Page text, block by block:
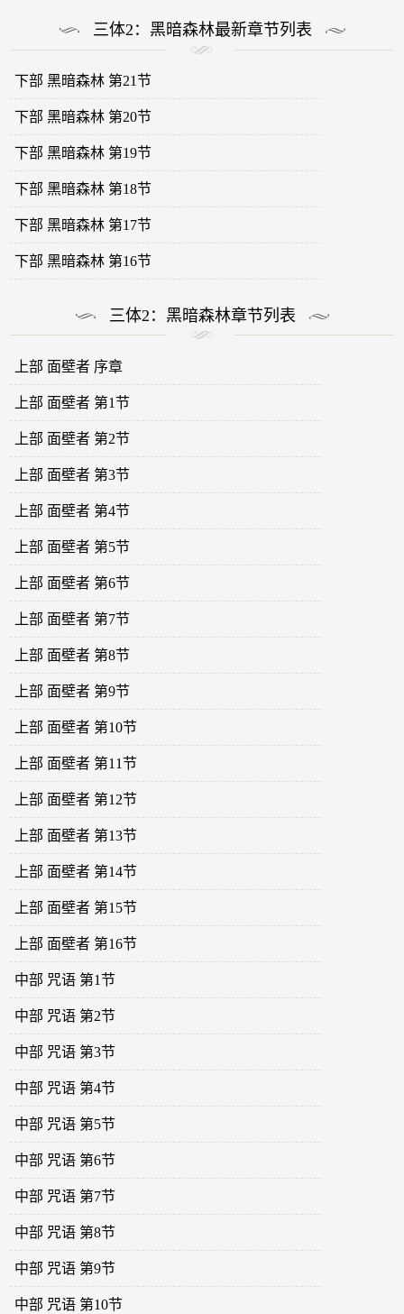
三体2：黑暗森林最新章节列表
下部 黑暗森林 第21节
下部 黑暗森林 第20节
下部 黑暗森林 第19节
下部 黑暗森林 第18节
下部 黑暗森林 第17节
下部 黑暗森林 第16节
三体2：黑暗森林章节列表
上部 面壁者 序章
上部 面壁者 第1节
上部 面壁者 第2节
上部 面壁者 第3节
上部 面壁者 第4节
上部 面壁者 第5节
上部 面壁者 第6节
上部 面壁者 第7节
上部 面壁者 第8节
上部 面壁者 第9节
上部 面壁者 第10节
上部 面壁者 第11节
上部 面壁者 第12节
上部 面壁者 第13节
上部 面壁者 第14节
上部 面壁者 第15节
上部 面壁者 第16节
中部 咒语 第1节
中部 咒语 第2节
中部 咒语 第3节
中部 咒语 第4节
中部 咒语 第5节
中部 咒语 第6节
中部 咒语 第7节
中部 咒语 第8节
中部 咒语 第9节
中部 咒语 第10节